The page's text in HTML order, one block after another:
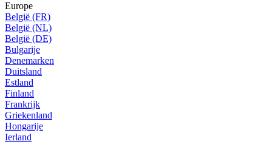
Europe
België (FR)
België (NL)
België (DE)
Bulgarije
Denemarken
Duitsland
Estland
Finland
Frankrijk
Griekenland
Hongarije
Ierland